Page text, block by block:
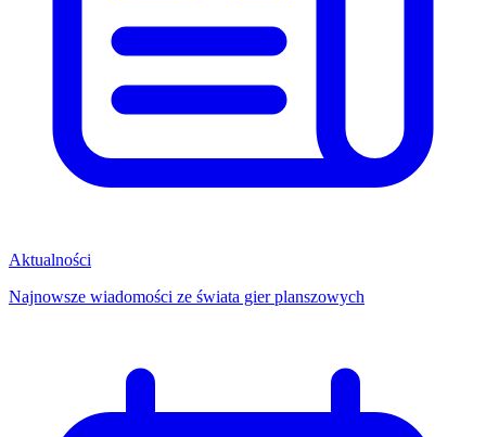
Aktualności
Najnowsze wiadomości ze świata gier planszowych